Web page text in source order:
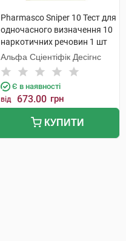
Pharmasco Sniper 10 Тест для
одночасного визначення 10
наркотичних речовин 1 шт
Альфа Сціентіфік Десігнс
Є в наявності
від 673.00 грн
КУПИТИ